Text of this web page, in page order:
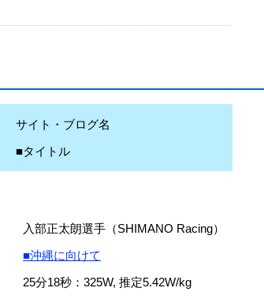
サイト・ブログ名
■タイトル
入部正太朗選手（SHIMANO Racing）
■沖縄に向けて
25分18秒：325W, 推定5.42W/kg